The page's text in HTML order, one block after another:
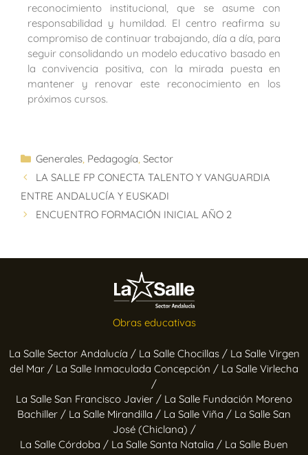
reconocimiento institucional, que se asume con
responsabilidad y humildad. El centro reafirma su
compromiso de continuar trabajando, día a día, para
seguir consolidando un modelo educativo basado en
la convivencia positiva, con la mirada puesta en
mantener y renovar este reconocimiento en los
próximos cursos.
Generales, Pedagogía, Sector
LA SALLE FP CONECTA TALENTO Y VANGUARDIA
ENTRE ANDALUCÍA Y EUSKADI
ENCUENTRO FORMACIÓN INICIAL AÑO 2
Obras educativas
La Salle Sector Andalucía / La Salle Chocillas / La Salle Virgen
del Mar / La Salle Inmaculada Concepción / La Salle Virlecha
/
La Salle San Francisco Javier / La Salle Fundación Moreno
Bachiller / La Salle Mirandilla / La Salle Viña / La Salle San
José (Chiclana) /
La Salle Córdoba / La Salle Santa Natalia / La Salle Buen